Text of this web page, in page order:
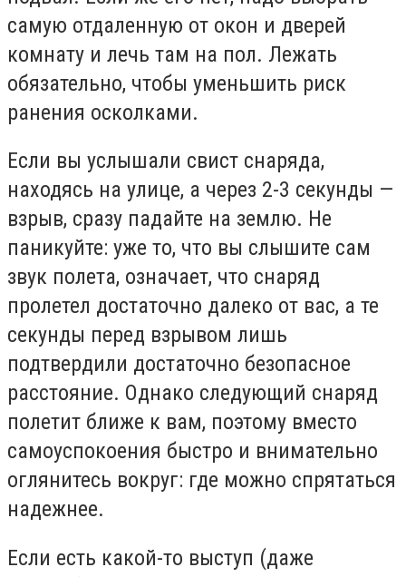
самую отдаленную от окон и дверей
комнату и лечь там на пол. Лежать
обязательно, чтобы уменьшить риск
ранения осколками.
Если вы услышали свист снаряда,
находясь на улице, а через 2-3 секунды —
взрыв, сразу падайте на землю. Не
паникуйте: уже то, что вы слышите сам
звук полета, означает, что снаряд
пролетел достаточно далеко от вас, а те
секунды перед взрывом лишь
подтвердили достаточно безопасное
расстояние. Однако следующий снаряд
полетит ближе к вам, поэтому вместо
самоуспокоения быстро и внимательно
оглянитесь вокруг: где можно спрятаться
надежнее.
Если есть какой-то выступ (даже